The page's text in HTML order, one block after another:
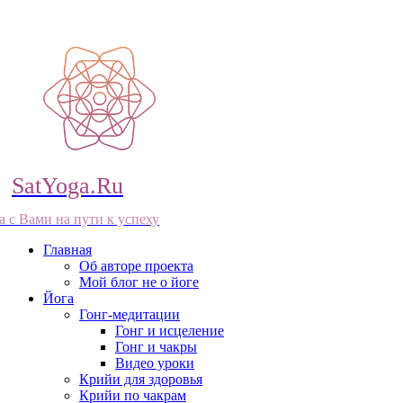
SatYoga.Ru
с Вами на пути к успеху
Главная
Об авторе проекта
Мой блог не о йоге
Йога
Гонг-медитации
Гонг и исцеление
Гонг и чакры
Видео уроки
Крийи для здоровья
Крийи по чакрам